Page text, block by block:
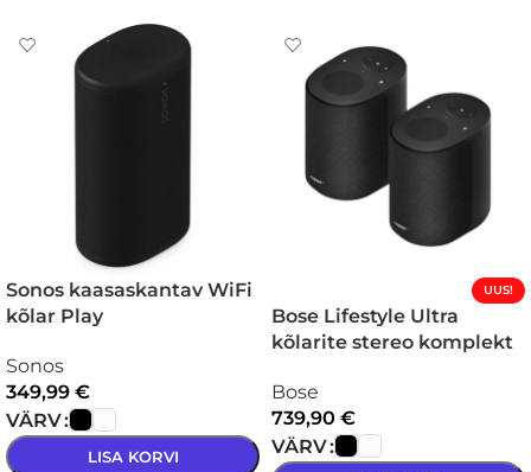
Sonos kaasaskantav WiFi
kõlar Play
Sonos
349,99 €
VÄRV
LISA KORVI
UUS!
Bose Lifestyle Ultra
kõlarite stereo komplekt
Bose
739,90 €
VÄRV